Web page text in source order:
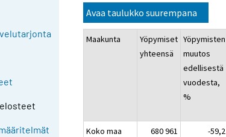
Avaa taulukko suurempana
Maakunta
Yöpymiset
yhteensä
Yöpymisten
muutos
edellisestä
vuodesta,
%
Koko maa
680 961 -59,2